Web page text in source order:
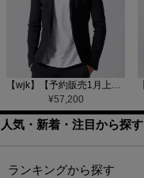
【wjk】【予約販売1月上旬～中旬入荷】function knit jacket(jacquard check) ニットジャケット(207 mw08j)
¥57,200
人気・新着・注目から探す
ランキングから探す